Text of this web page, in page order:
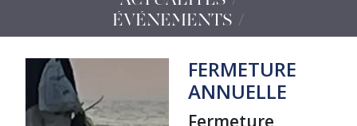
ÉVÉNEMENTS
FERMETURE
ANNUELLE
Fermeture